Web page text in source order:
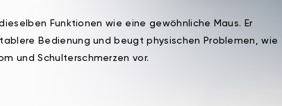
Funktionen wie eine gewöhnliche Maus. Er
Bedienung und beugt physischen Problemen, wie
und Schulterschmerzen vor.